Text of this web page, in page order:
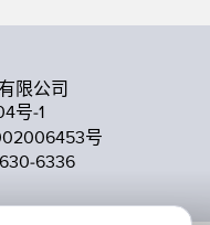
限公司
号-1
号
6336